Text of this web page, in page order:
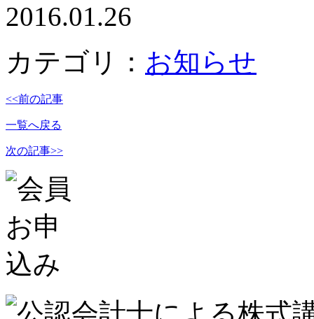
2016.01.26
カテゴリ： お知らせ
<<前の記事
一覧へ戻る
次の記事>>